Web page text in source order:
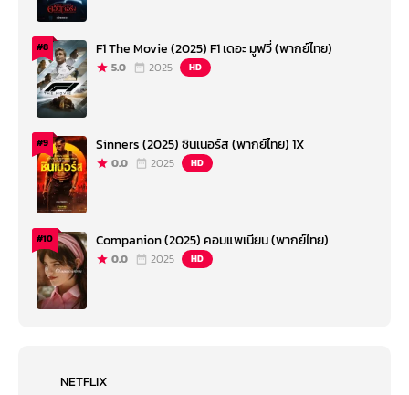
#8 F1 The Movie (2025) F1 เดอะ มูฟวี่ (พากย์ไทย)
5.0 2025 HD
#9 Sinners (2025) ซินเนอร์ส (พากย์ไทย) 1X
0.0 2025 HD
#10 Companion (2025) คอมแพเนียน (พากย์ไทย)
0.0 2025 HD
NETFLIX